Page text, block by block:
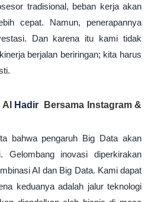
tradisional, beban kerja akan
cepat. Namun, penerapannya
Dan karena itu kami tidak
berjalan beriringan; kita harus
Hadir
Bersama Instagram &
bahwa pengaruh Big Data akan
Gelombang inovasi diperkirakan
AI dan Big Data. Kami dapat
keduanya adalah jalur teknologi